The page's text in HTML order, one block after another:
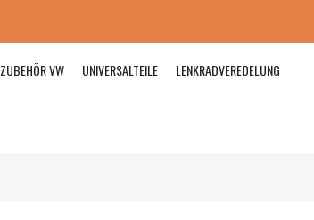
ZUBEHÖR VW UNIVERSALTEILE LENKRADVEREDELUNG